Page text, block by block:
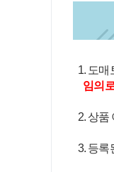
1. 도매
임의로
2. 상품
3. 등록